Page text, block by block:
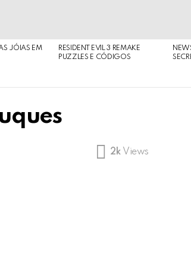
JÓIAS EM
RESIDENT EVIL 3 REMAKE
PUZZLES E CÓDIGOS
2k Views